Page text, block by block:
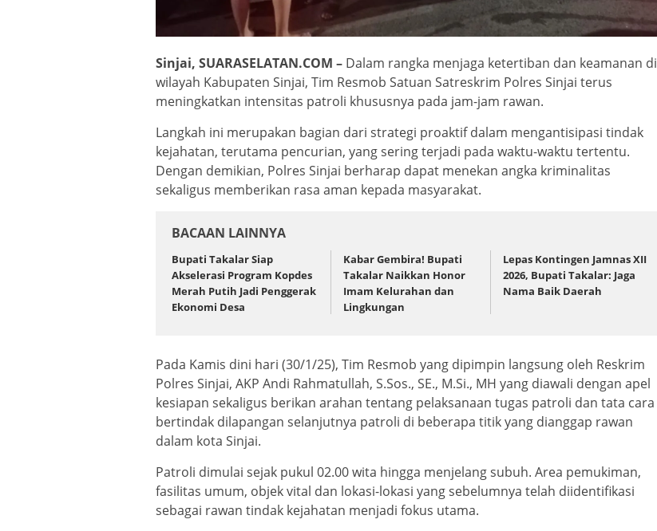
Sinjai, SUARASELATAN.COM – Dalam rangka menjaga ketertiban dan keamanan di
wilayah Kabupaten Sinjai, Tim Resmob Satuan Satreskrim Polres Sinjai terus
meningkatkan intensitas patroli khususnya pada jam-jam rawan.
Langkah ini merupakan bagian dari strategi proaktif dalam mengantisipasi tindak
kejahatan, terutama pencurian, yang sering terjadi pada waktu-waktu tertentu.
Dengan demikian, Polres Sinjai berharap dapat menekan angka kriminalitas
sekaligus memberikan rasa aman kepada masyarakat.
BACAAN LAINNYA
Bupati Takalar Siap
Akselerasi Program Kopdes
Merah Putih Jadi Penggerak
Ekonomi Desa
Kabar Gembira! Bupati
Takalar Naikkan Honor
Imam Kelurahan dan
Lingkungan
Lepas Kontingen Jamnas XII
2026, Bupati Takalar: Jaga
Nama Baik Daerah
Pada Kamis dini hari (30/1/25), Tim Resmob yang dipimpin langsung oleh Reskrim
Polres Sinjai, AKP Andi Rahmatullah, S.Sos., SE., M.Si., MH yang diawali dengan apel
kesiapan sekaligus berikan arahan tentang pelaksanaan tugas patroli dan tata cara
bertindak dilapangan selanjutnya patroli di beberapa titik yang dianggap rawan
dalam kota Sinjai.
Patroli dimulai sejak pukul 02.00 wita hingga menjelang subuh. Area pemukiman,
fasilitas umum, objek vital dan lokasi-lokasi yang sebelumnya telah diidentifikasi
sebagai rawan tindak kejahatan menjadi fokus utama.